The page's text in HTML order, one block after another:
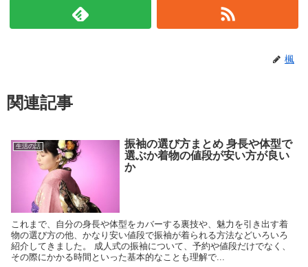
楓
関連記事
生活の話
振袖の選び方まとめ 身長や体型で
選ぶか着物の値段が安い方が良い
か
これまで、自分の身長や体型をカバーする裏技や、魅力を引き出す着
物の選び方の他、かなり安い値段で振袖が着られる方法などいろいろ
紹介してきました。 成人式の振袖について、予約や値段だけでなく、
その際にかかる時間といった基本的なことも理解で...